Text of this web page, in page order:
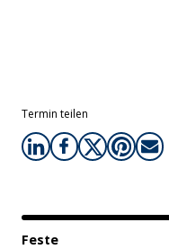
Feste
Termin teilen